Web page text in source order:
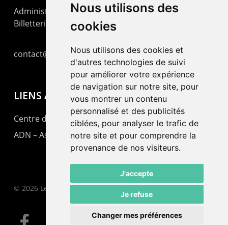
Nous utilisons des
cookies
Nous utilisons des cookies et
d'autres technologies de suivi
pour améliorer votre expérience
de navigation sur notre site, pour
vous montrer un contenu
personnalisé et des publicités
ciblées, pour analyser le trafic de
notre site et pour comprendre la
provenance de nos visiteurs.
J'accepte
Je refuse
Changer mes préférences
Administration : +41 32 725 03 03
Billetterie : +41 32 725 05 05
contact@lepommier.ch
LIENS AMIS
Centre de culture ABC
ADN – Association Danse Neuchâtel
© 2026 Le Pommier.
facebook email